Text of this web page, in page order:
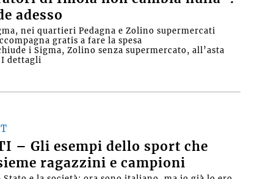
adesso
nei quartieri Pedagna e Zolino supermercati
gratis a fare la spesa
i Sigma, Zolino senza supermercato, all’asta
I dettagli
– Gli esempi dello sport che
ragazzini e campioni